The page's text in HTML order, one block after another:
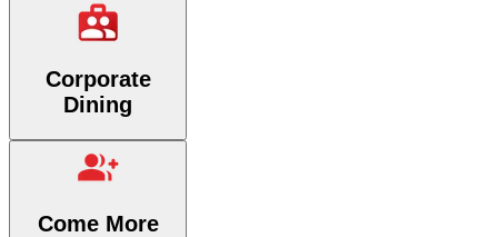
Corporate
Dining
Come More